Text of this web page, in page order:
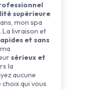
supérieure
mon spa
livraison et
et sans
sérieux et
la
aucune
qui vous